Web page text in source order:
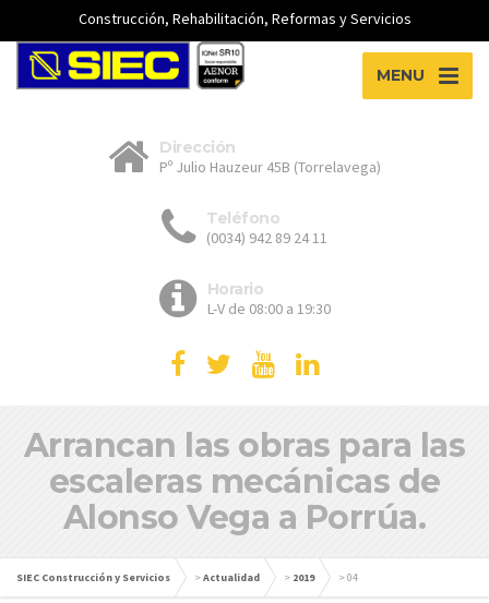
Construcción, Rehabilitación, Reformas y Servicios
MENU
Dirección
Pº Julio Hauzeur 45B (Torrelavega)
Teléfono
(0034) 942 89 24 11
Horario
L-V de 08:00 a 19:30
Arrancan las obras para las
escaleras mecánicas de
Alonso Vega a Porrúa.
SIEC Construcción y Servicios >Actualidad > 2019 >04